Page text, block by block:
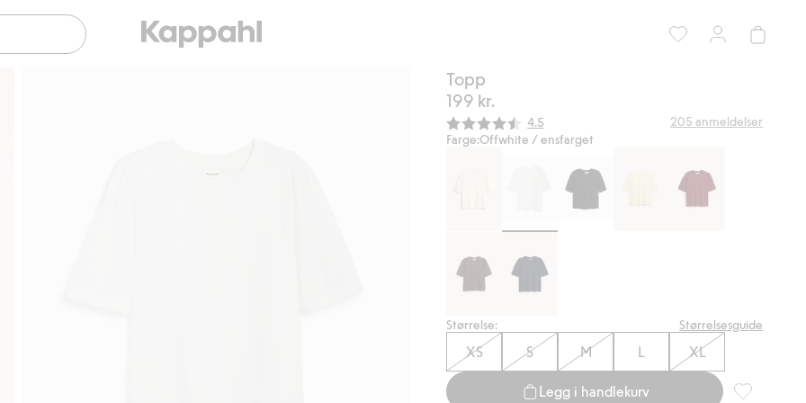
Topp
199 kr.
Gjennomsnittskarakter:
4.5 205 anmeldelser
Farge:Offwhite / ensfarget
Størrelse: Størrelsesguide
XS S M L XL
Legg i handlekurv